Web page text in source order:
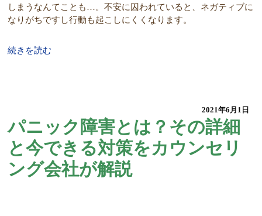
しまうなんてことも…。不安に囚われていると、ネガティブに
なりがちですし行動も起こしにくくなります。
続きを読む
2021年6月1日
パニック障害とは？その詳細
と今できる対策をカウンセリ
ング会社が解説